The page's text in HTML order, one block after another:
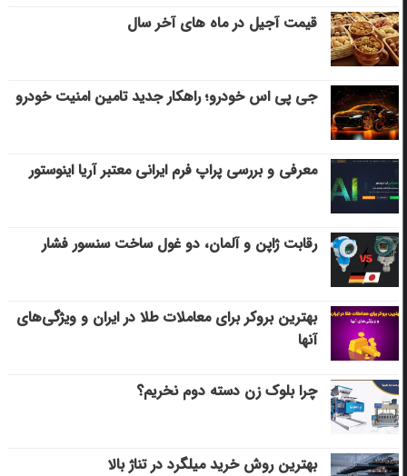
قیمت آجیل در ماه های آخر سال
جی پی اس خودرو؛ راهکار جدید تامین امنیت خودرو
معرفی و بررسی پراپ فرم ایرانی معتبر آریا اینوستور
رقابت ژاپن و آلمان، دو غول ساخت سنسور فشار
بهترین بروکر برای معاملات طلا در ایران و ویژگی‌های
آنها
چرا بلوک زن دسته دوم نخریم؟
بهترین روش خرید میلگرد در تناژ بالا